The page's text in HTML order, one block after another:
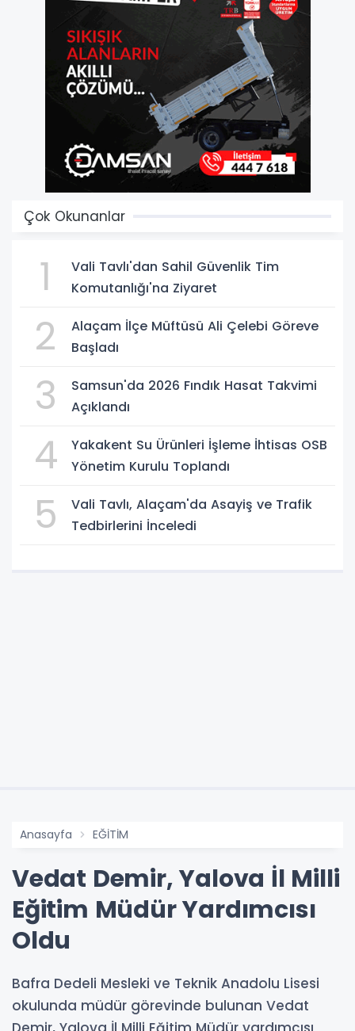
Çok Okunanlar
1
Vali Tavlı'dan Sahil Güvenlik Tim
Komutanlığı'na Ziyaret
2
Alaçam İlçe Müftüsü Ali Çelebi Göreve
Başladı
3
Samsun'da 2026 Fındık Hasat Takvimi
Açıklandı
4
Yakakent Su Ürünleri İşleme İhtisas OSB
Yönetim Kurulu Toplandı
5
Vali Tavlı, Alaçam'da Asayiş ve Trafik
Tedbirlerini İnceledi
Anasayfa EĞİTİM
Vedat Demir, Yalova İl Milli
Eğitim Müdür Yardımcısı
Oldu
Bafra Dedeli Mesleki ve Teknik Anadolu Lisesi
okulunda müdür görevinde bulunan Vedat